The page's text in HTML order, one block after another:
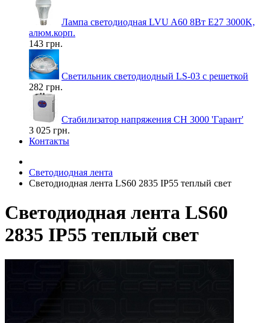
Лампа светодиодная LVU A60 8Вт E27 3000K,
алюм.корп.
143 грн.
Светильник светодиодный LS-03 с решеткой
282 грн.
Стабилизатор напряжения СН 3000 'Гарант'
3 025 грн.
Контакты
Светодиодная лента
Светодиодная лента LS60 2835 IP55 теплый свет
Светодиодная лента LS60
2835 IP55 теплый свет